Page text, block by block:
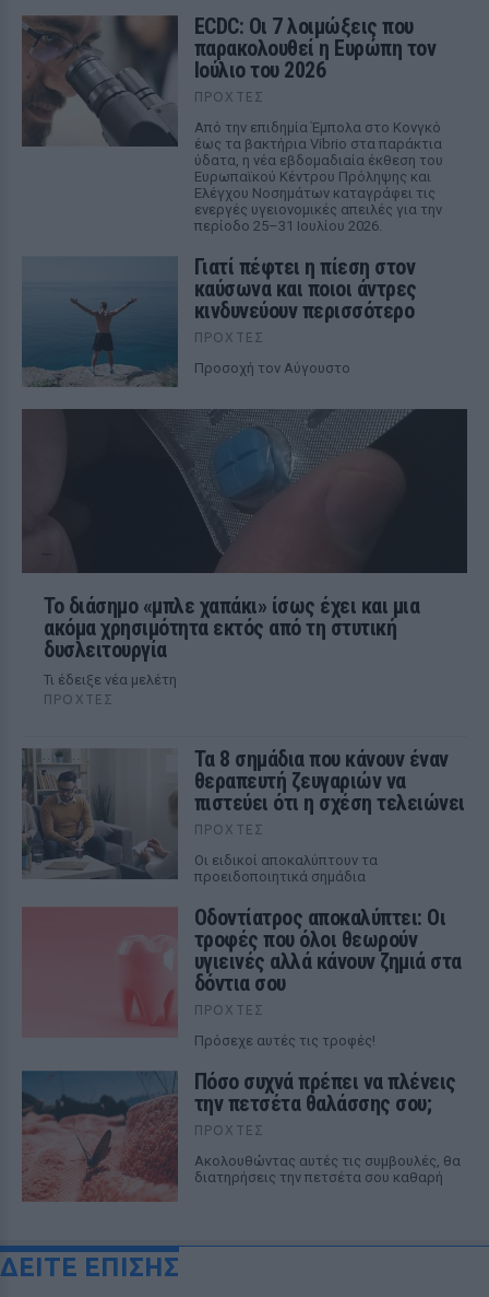
ECDC: Οι 7 λοιμώξεις που
παρακολουθεί η Ευρώπη τον
Ιούλιο του 2026
ΠΡΟΧΤΈΣ
Από την επιδημία Έμπολα στο Κονγκό
έως τα βακτήρια Vibrio στα παράκτια
ύδατα, η νέα εβδομαδιαία έκθεση του
Ευρωπαϊκού Κέντρου Πρόληψης και
Ελέγχου Νοσημάτων καταγράφει τις
ενεργές υγειονομικές απειλές για την
περίοδο 25–31 Ιουλίου 2026.
Γιατί πέφτει η πίεση στον
καύσωνα και ποιοι άντρες
κινδυνεύουν περισσότερο
ΠΡΟΧΤΈΣ
Προσοχή τον Αύγουστο
Το διάσημο «μπλε χαπάκι» ίσως έχει και μια
ακόμα χρησιμότητα εκτός από τη στυτική
δυσλειτουργία
Τι έδειξε νέα μελέτη
ΠΡΟΧΤΈΣ
Τα 8 σημάδια που κάνουν έναν
θεραπευτή ζευγαριών να
πιστεύει ότι η σχέση τελειώνει
ΠΡΟΧΤΈΣ
Οι ειδικοί αποκαλύπτουν τα
προειδοποιητικά σημάδια
Οδοντίατρος αποκαλύπτει: Οι
τροφές που όλοι θεωρούν
υγιεινές αλλά κάνουν ζημιά στα
δόντια σου
ΠΡΟΧΤΈΣ
Πρόσεχε αυτές τις τροφές!
Πόσο συχνά πρέπει να πλένεις
την πετσέτα θαλάσσης σου;
ΠΡΟΧΤΈΣ
Ακολουθώντας αυτές τις συμβουλές, θα
διατηρήσεις την πετσέτα σου καθαρή
ΔΕΙΤΕ ΕΠΙΣΗΣ